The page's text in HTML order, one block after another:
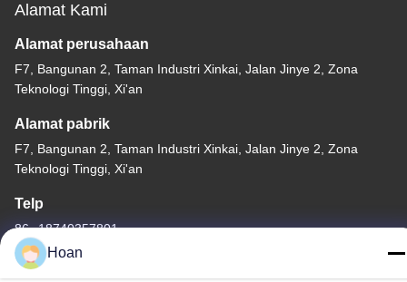
Alamat Kami
Alamat perusahaan
F7, Bangunan 2, Taman Industri Xinkai, Jalan Jinye 2, Zona
Teknologi Tinggi, Xi'an
Alamat pabrik
F7, Bangunan 2, Taman Industri Xinkai, Jalan Jinye 2, Zona
Teknologi Tinggi, Xi'an
Telp
86--18740357801
Hoan